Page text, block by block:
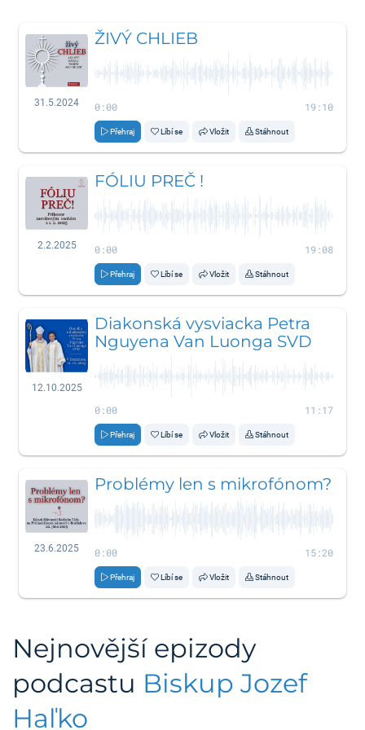
31.5.2024
ŽIVÝ CHLIEB
0:00 19:10
Přehraj Líbí se Vložit Stáhnout
2.2.2025
FÓLIU PREČ !
0:00 19:08
Přehraj Líbí se Vložit Stáhnout
12.10.2025
Diakonská vysviacka Petra
Nguyena Van Luonga SVD
0:00 11:17
Přehraj Líbí se Vložit Stáhnout
23.6.2025
Problémy len s mikrofónom?
0:00 15:20
Přehraj Líbí se Vložit Stáhnout
Nejnovější epizody
podcastu Biskup Jozef
Haľko